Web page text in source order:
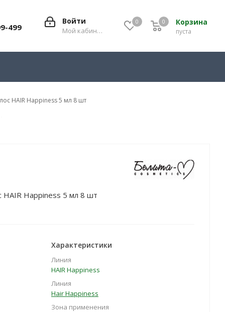
0 Корзина
0
пуста
0
Войти
Мой кабинет
499
HAIR Happiness 5 мл 8 шт
HAIR Happiness 5 мл 8 шт
Характеристики
Линия
HAIR Happiness
Линия
Hair Happiness
Зона применения